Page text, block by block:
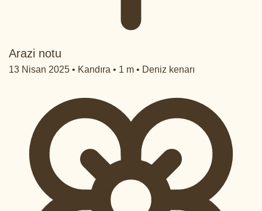
Arazi notu
13 Nisan 2025 • Kandıra • 1 m • Deniz kenarı